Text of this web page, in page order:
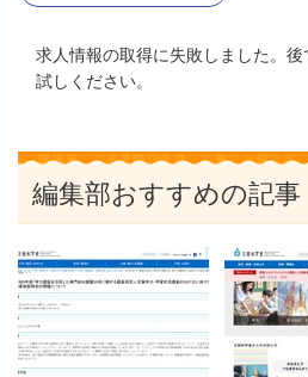
求人情報の取得に失敗しました。後
試しください。
編集部おすすめの記事